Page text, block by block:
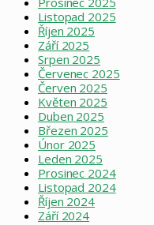
Listopad 2025
Říjen 2025
Září 2025
Srpen 2025
Červenec 2025
Červen 2025
Květen 2025
Duben 2025
Březen 2025
Únor 2025
Leden 2025
Prosinec 2024
Listopad 2024
Říjen 2024
Září 2024